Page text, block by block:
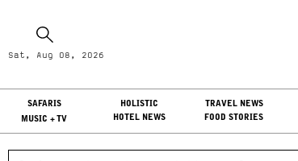
Sat, Aug 08, 2026
SAFARIS HOLISTIC TRAVEL NEWS
MUSIC + TV
HOTEL NEWS FOOD STORIES